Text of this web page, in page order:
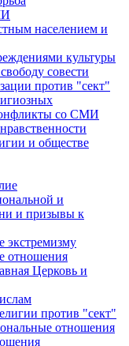
населением и
культуры
совести
против "сект"
со СМИ
и обществе
и
и призывы к
экстремизму
отношения
Церковь и
против "сект"
отношения